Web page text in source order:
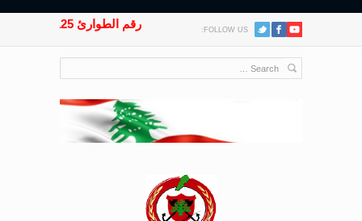
FOLLOW US: رقم الطوارئ 125